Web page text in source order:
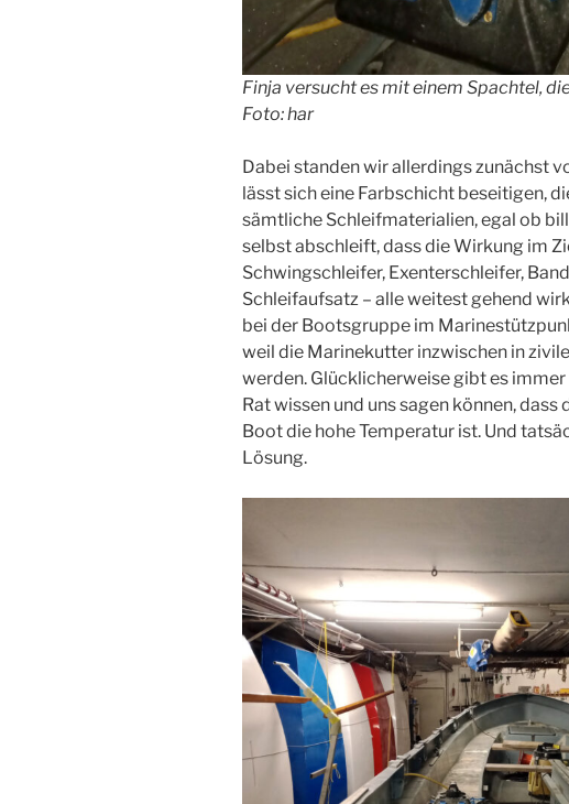
Finja versucht es mit einem Spachtel,
Foto: har
Dabei standen wir allerdings zunächst
lässt sich eine Farbschicht beseitigen,
sämtliche Schleifmaterialien, egal ob
selbst abschleift, dass die Wirkung im
Schwingschleifer, Exenterschleifer,
Schleifaufsatz – alle weitest gehend
bei der Bootsgruppe im
weil die Marinekutter inzwischen in
werden. Glücklicherweise gibt es immer
Rat wissen und uns sagen können, dass
Boot die hohe Temperatur ist. Und
Lösung.